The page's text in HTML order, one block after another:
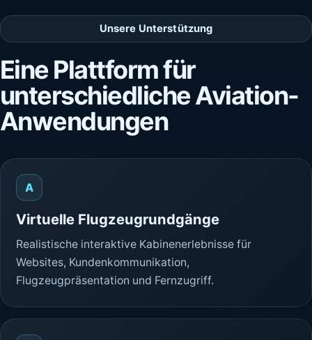
Unsere Unterstützung
Eine Plattform für
unterschiedliche Aviation-
Anwendungen
A
Virtuelle Flugzeugrundgänge
Realistische interaktive Kabinenerlebnisse für
Websites, Kundenkommunikation,
Flugzeugpräsentation und Fernzugriff.